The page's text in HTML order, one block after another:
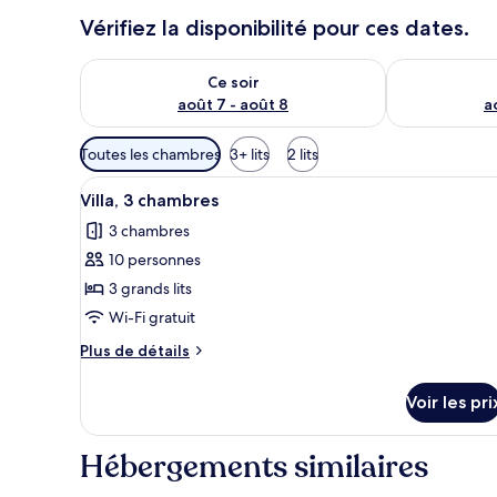
Vérifiez la disponibilité pour ces dates.
Ce soir
août 7 - août 8
Vérifier la disponibilité pour ce soir août 7 - août 8
Vérifier la
Filtres
disponibles
pour
les
chambres
Toutes les chambres 3+ lits 2 lits
Afficher
toutes
les
photos
pour
ce
type
de
Villa,
chambres
Une chambre d’hôtel
6
Villa, 3 chambres
3 chambres
10 personnes
3 grands lits
Wi-Fi gratuit
Plus de détails
Plus
le
type
de
Voir les
Hébergements similaires